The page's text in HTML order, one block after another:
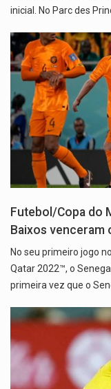
inicial. No Parc des
Futebol/Copa do
Baixos venceram
No seu primeiro jogo
Qatar 2022™, o
primeira vez que o